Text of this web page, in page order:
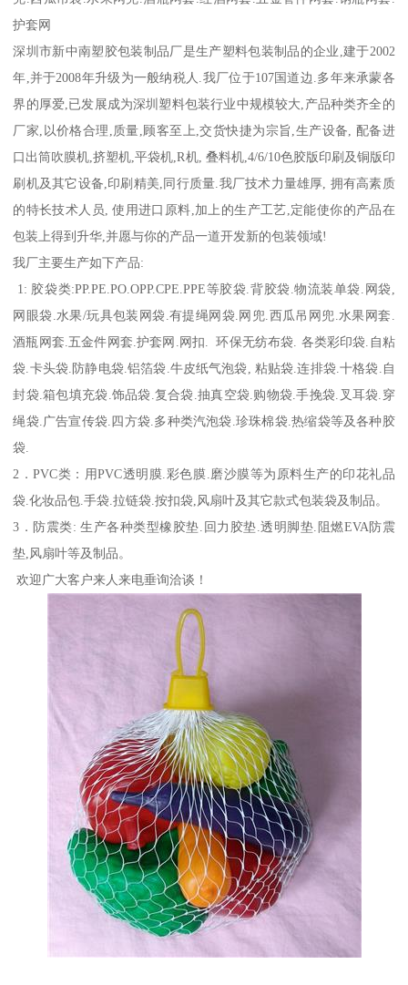
护套网
深圳市新中南塑胶包装制品厂是生产塑料包装制品的企业,建于2002
年,并于2008年升级为一般纳税人.我厂位于107国道边.多年来承蒙各
界的厚爱,已发展成为深圳塑料包装行业中规模较大,产品种类齐全的
厂家,以价格合理,质量,顾客至上,交货快捷为宗旨,生产设备, 配备进
口出筒吹膜机,挤塑机,平袋机,R机, 叠料机,4/6/10色胶版印刷及铜版印
刷机及其它设备,印刷精美,同行质量.我厂技术力量雄厚, 拥有高素质
的特长技术人员, 使用进口原料,加上的生产工艺,定能使你的产品在
包装上得到升华,并愿与你的产品一道开发新的包装领域!
我厂主要生产如下产品:
1: 胶袋类:PP.PE.PO.OPP.CPE.PPE等胶袋.背胶袋.物流装单袋.网袋,
网眼袋.水果/玩具包装网袋.有提绳网袋.网兜.西瓜吊网兜.水果网套.
酒瓶网套.五金件网套.护套网.网扣. 环保无纺布袋. 各类彩印袋.自粘
袋.卡头袋.防静电袋.铝箔袋.牛皮纸气泡袋, 粘贴袋.连排袋.十格袋.自
封袋.箱包填充袋.饰品袋.复合袋.抽真空袋.购物袋.手挽袋.叉耳袋.穿
绳袋.广告宣传袋.四方袋.多种类汽泡袋.珍珠棉袋.热缩袋等及各种胶
袋.
2．PVC类：用PVC透明膜.彩色膜.磨沙膜等为原料生产的印花礼品
袋.化妆品包.手袋.拉链袋.按扣袋,风扇叶及其它款式包装袋及制品。
3．防震类: 生产各种类型橡胶垫.回力胶垫.透明脚垫.阻燃EVA防震
垫,风扇叶等及制品。
欢迎广大客户来人来电垂询洽谈！